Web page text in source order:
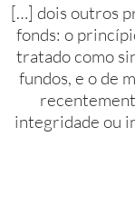
[…] dois outros
fonds: o
tratado como
fundos, e o de
integridade ou